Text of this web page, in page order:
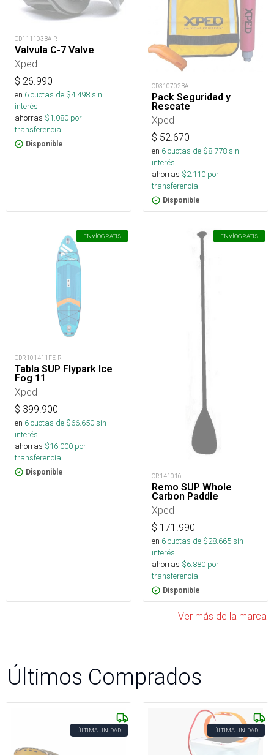
OD111103BA-R
Valvula C-7 Valve
Xped
$ 26.990
en 6cuotas de $4.498sin
interés
ahorras $1.080 por
transferencia.
Disponible
OD310702BA
Pack Seguridad y
Rescate
Xped
$ 52.670
en 6cuotas de $8.778sin
interés
ahorras $2.110 por
transferencia.
Disponible
ENVÍOGRATIS
ODR101411FE-R
Tabla SUP Flypark Ice
Fog 11
Xped
$ 399.900
en 6cuotas de $66.650sin
interés
ahorras $16.000 por
transferencia.
Disponible
ENVÍOGRATIS
OR141016
Remo SUP Whole
Carbon Paddle
Xped
$ 171.990
en 6cuotas de $28.665sin
interés
ahorras $6.880 por
transferencia.
Disponible
Ver más de la marca
Últimos Comprados
ÚLTIMA UNIDAD ÚLTIMA UNIDAD